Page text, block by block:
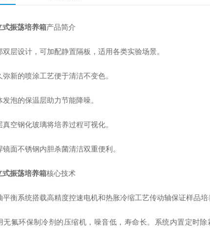
式振荡培养箱产品简介
双层设计，可加配静置隔板，适用各类实验场景。
弥新的喷涂工艺便于清洁不变色。
发泡的保温层助力节能降噪。
真空钢化玻璃将培养过程可视化。
镜面不锈钢内胆杀菌清洁双重便利。
式振荡培养箱核心技术
平衡系统搭载高精度控速电机和热胀冷缩工艺传动轴保证样品培
无氟环保制冷剂的压缩机，噪音低，寿命长。系统内置定时除